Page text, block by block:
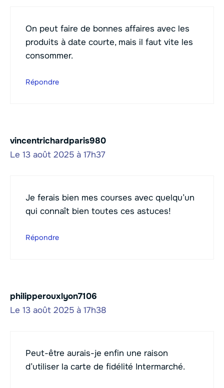
On peut faire de bonnes affaires avec les
produits à date courte, mais il faut vite les
consommer.
Répondre
vincentrichardparis980
Le 13 août 2025 à 17h37
Je ferais bien mes courses avec quelqu’un
qui connaît bien toutes ces astuces!
Répondre
philipperouxlyon7106
Le 13 août 2025 à 17h38
Peut-être aurais-je enfin une raison
d’utiliser la carte de fidélité Intermarché.